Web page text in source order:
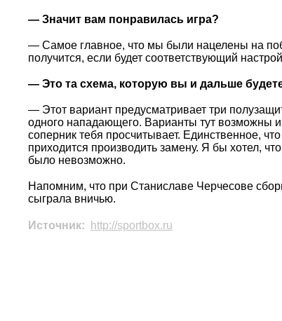
— Значит вам понравилась игра?
— Самое главное, что мы были нацелены на
получится, если будет соответствующий
— Это та схема, которую вы и дальше
— Этот вариант предусматривает три
одного нападающего. Варианты тут возможны
соперник тебя просчитывает. Единственное,
приходится производить замену. Я бы хотел,
было невозможно.
Напомним, что при Станиславе Черчесове
сыграла вничью.
Источник: http://sportbox.ru